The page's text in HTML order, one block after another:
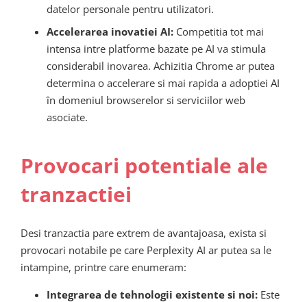
datelor personale pentru utilizatori.
Accelerarea inovatiei AI: Competitia tot mai
intensa intre platforme bazate pe AI va stimula
considerabil inovarea. Achizitia Chrome ar putea
determina o accelerare si mai rapida a adoptiei AI
în domeniul browserelor si serviciilor web
asociate.
Provocari potentiale ale
tranzactiei
Desi tranzactia pare extrem de avantajoasa, exista si
provocari notabile pe care Perplexity AI ar putea sa le
intampine, printre care enumeram:
Integrarea de tehnologii existente si noi: Este